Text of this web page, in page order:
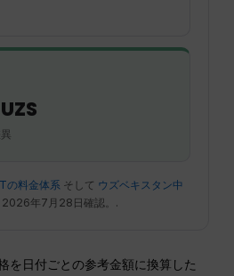
の料金体系 そして ウズベキスタン中
2026年7月28日確認。.
を日付ごとの参考金額に換算した